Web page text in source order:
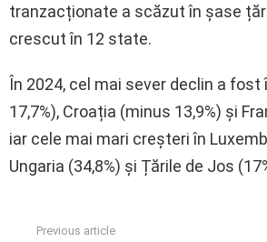
tranzacționate a scăzut în șase
crescut în 12 state.
În 2024, cel mai sever declin a fost
17,7%), Croația (minus 13,9%) și
iar cele mai mari creșteri în
Ungaria (34,8%) și Țările de Jos
Previous article